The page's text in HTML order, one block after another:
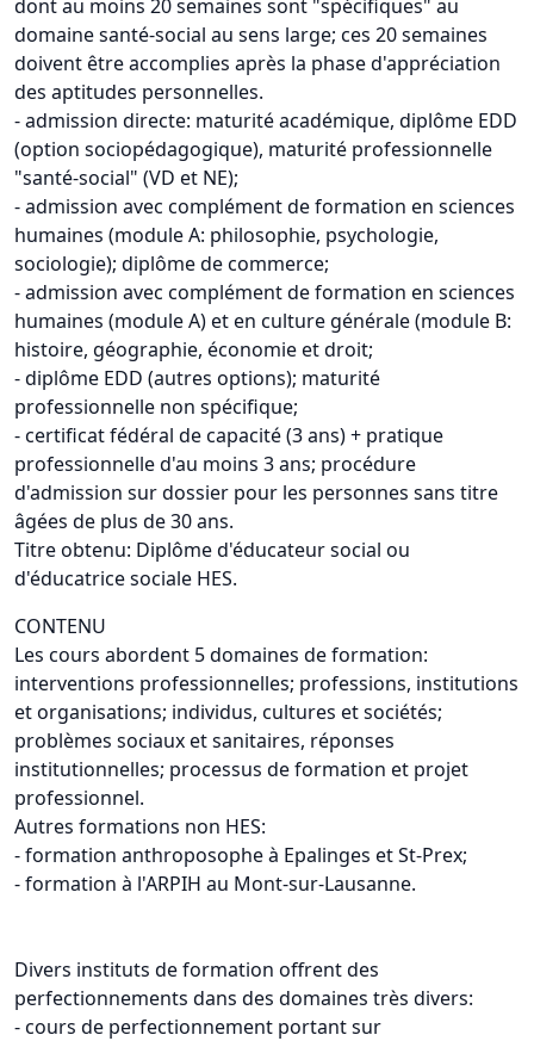
dont au moins 20 semaines sont "spécifiques" au
domaine santé-social au sens large; ces 20 semaines
doivent être accomplies après la phase d'appréciation
des aptitudes personnelles.
- admission directe: maturité académique, diplôme EDD
(option sociopédagogique), maturité professionnelle
"santé-social" (VD et NE);
- admission avec complément de formation en sciences
humaines (module A: philosophie, psychologie,
sociologie); diplôme de commerce;
- admission avec complément de formation en sciences
humaines (module A) et en culture générale (module B:
histoire, géographie, économie et droit;
- diplôme EDD (autres options); maturité
professionnelle non spécifique;
- certificat fédéral de capacité (3 ans) + pratique
professionnelle d'au moins 3 ans; procédure
d'admission sur dossier pour les personnes sans titre
âgées de plus de 30 ans.
Titre obtenu: Diplôme d'éducateur social ou
d'éducatrice sociale HES.
CONTENU
Les cours abordent 5 domaines de formation:
interventions professionnelles; professions, institutions
et organisations; individus, cultures et sociétés;
problèmes sociaux et sanitaires, réponses
institutionnelles; processus de formation et projet
professionnel.
Autres formations non HES:
- formation anthroposophe à Epalinges et St-Prex;
- formation à l'ARPIH au Mont-sur-Lausanne.
Divers instituts de formation offrent des
perfectionnements dans des domaines très divers:
- cours de perfectionnement portant sur